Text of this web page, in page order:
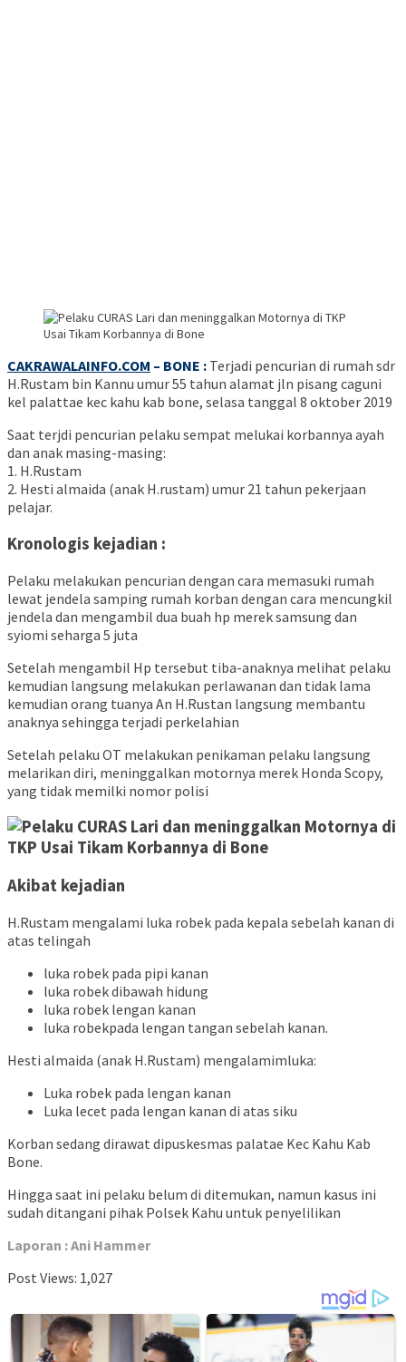
CAKRAWALAINFO.COM – BONE : Terjadi pencurian di rumah sdr
H.Rustam bin Kannu umur 55 tahun alamat jln pisang caguni
kel palattae kec kahu kab bone, selasa tanggal 8 oktober 2019
Saat terjdi pencurian pelaku sempat melukai korbannya ayah
dan anak masing-masing:
1. H.Rustam
2. Hesti almaida (anak H.rustam) umur 21 tahun pekerjaan
pelajar.
Kronologis kejadian :
Pelaku melakukan pencurian dengan cara memasuki rumah
lewat jendela samping rumah korban dengan cara mencungkil
jendela dan mengambil dua buah hp merek samsung dan
syiomi seharga 5 juta
Setelah mengambil Hp tersebut tiba-anaknya melihat pelaku
kemudian langsung melakukan perlawanan dan tidak lama
kemudian orang tuanya An H.Rustan langsung membantu
anaknya sehingga terjadi perkelahian
Setelah pelaku OT melakukan penikaman pelaku langsung
melarikan diri, meninggalkan motornya merek Honda Scopy,
yang tidak memilki nomor polisi
Akibat kejadian
H.Rustam mengalami luka robek pada kepala sebelah kanan di
atas telingah
luka robek pada pipi kanan
luka robek dibawah hidung
luka robek lengan kanan
luka robekpada lengan tangan sebelah kanan.
Hesti almaida (anak H.Rustam) mengalamimluka:
Luka robek pada lengan kanan
Luka lecet pada lengan kanan di atas siku
Korban sedang dirawat dipuskesmas palatae Kec Kahu Kab
Bone.
Hingga saat ini pelaku belum di ditemukan, namun kasus ini
sudah ditangani pihak Polsek Kahu untuk penyelilikan
Laporan : Ani Hammer
Post Views: 1,027